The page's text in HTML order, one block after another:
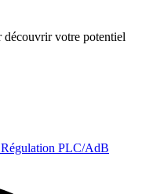
découvrir votre potentiel
PLC/AdB